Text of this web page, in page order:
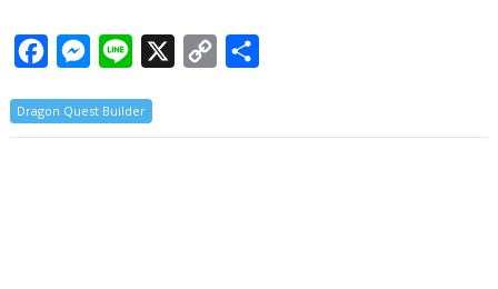
c
M
s
n
Dragon Quest Builder